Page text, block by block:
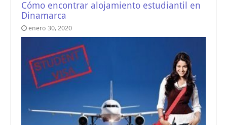
Cómo encontrar alojamiento estudiantil en
Dinamarca
enero 30, 2020